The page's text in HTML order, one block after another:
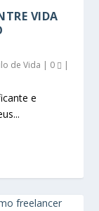
VIDA
de Vida | 0 |
e